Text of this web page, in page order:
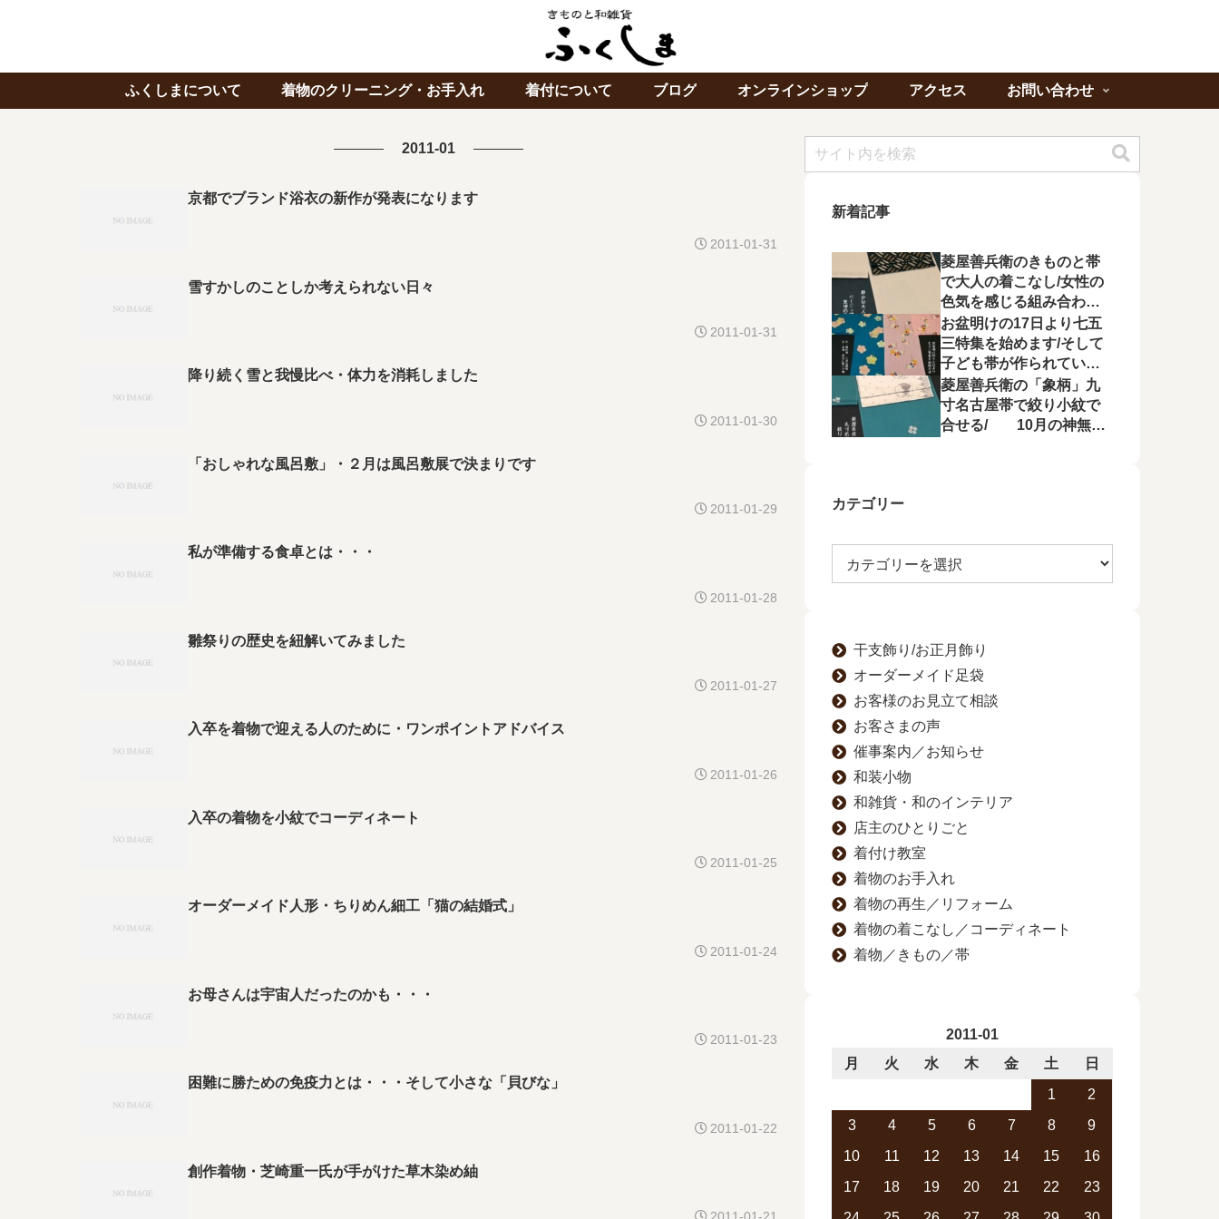
ふくしまについて 着物のクリーニング・お手入れ 着付について ブログ オンラインショップ アクセス お問い合わせ
2011-01
京都でブランド浴衣の新作が発表になります
2011-01-31
雪すかしのことしか考えられない日々
2011-01-31
降り続く雪と我慢比べ・体力を消耗しました
2011-01-30
「おしゃれな風呂敷」・２月は風呂敷展で決まりです
2011-01-29
私が準備する食卓とは・・・
2011-01-28
雛祭りの歴史を紐解いてみました
2011-01-27
入卒を着物で迎える人のために・ワンポイントアドバイス
2011-01-26
入卒の着物を小紋でコーディネート
2011-01-25
オーダーメイド人形・ちりめん細工「猫の結婚式」
2011-01-24
お母さんは宇宙人だったのかも・・・
2011-01-23
困難に勝ための免疫力とは・・・そして小さな「貝びな」
2011-01-22
創作着物・芝崎重一氏が手がけた草木染め紬
新着記事
菱屋善兵衛のきものと帯
で大人の着こなし/女性の
色気を感じる組み合わに
心が惹かれる
お盆明けの17日より七五
三特集を始めます/そして
子ども帯が作られてい状
況に不満を漏らす
菱屋善兵衛の「象柄」九
寸名古屋帯で絞り小紋で
合せる/ 10月の神無月
カテゴリー
干支飾り/お正月飾り
オーダーメイド足袋
お客様のお見立て相談
お客さまの声
催事案内／お知らせ
和装小物
和雑貨・和のインテリア
店主のひとりごと
着付け教室
着物のお手入れ
着物の再生／リフォーム
着物の着こなし／コーディネート
着物／きもの／帯
2011-01
月
火 水 木 金 土
日
1
2
3
4 5 6 7 8
9
10
11 12 13 14 15
16
17
18 19 20 21 22
23